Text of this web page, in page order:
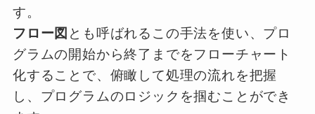
す。
フロー図 とも呼ばれるこの手法を使い、プロ
グラムの開始から終了までをフローチャート
化することで、俯瞰して処理の流れを把握
し、プログラムのロジックを掴むことができ